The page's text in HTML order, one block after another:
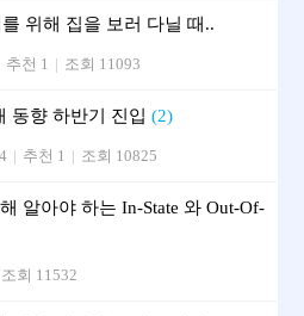
위해 집을 보러 다닐 때..
추천 1 | 조회 11093
동향 하반기 진입(2)
| 추천 1 | 조회 10825
알아야 하는 In-State 와 Out-Of-
조회 11532